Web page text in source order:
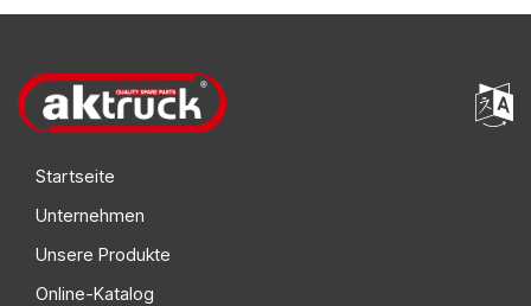
Startseite
Unternehmen
Unsere Produkte
Online-Katalog